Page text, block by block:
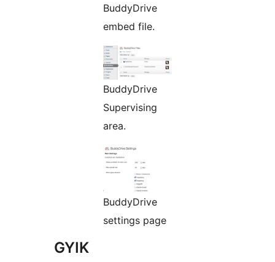
BuddyDrive
embed file.
BuddyDrive
Supervising
area.
BuddyDrive
settings page
GYIK